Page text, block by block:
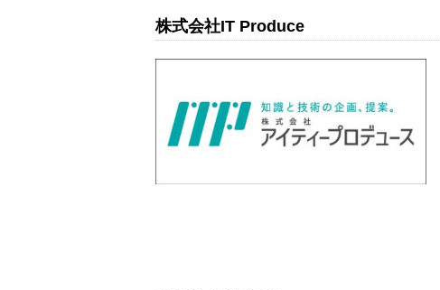
株式会社IT Produce